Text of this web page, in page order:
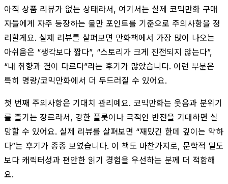
아직 상품 리뷰가 없는 상태라서, 여기서는 실제 코믹만화 구매
자들에게 자주 등장하는 불만 포인트를 기준으로 주의사항을 정
리할게요. 실제 리뷰를 살펴보면 만화책에서 가장 많이 나오는
아쉬움은 “생각보다 짧다”, “스토리가 크게 진전되지 않는다”,
“내 취향과 결이 다르다”라는 후기가 많았습니다. 이런 부분은
특히 명랑/코믹만화에서 더 두드러질 수 있어요.
첫 번째 주의사항은 기대치 관리예요. 코믹만화는 웃음과 분위기
를 즐기는 장르라서, 강한 플롯이나 극적인 반전을 기대하면 실
망할 수 있어요. 실제 리뷰를 살펴보면 “재밌긴 한데 깊이는 약하
다”는 후기가 종종 보였습니다. 이 책도 마찬가지로, 문학적 밀도
보다 캐릭터성과 편안한 읽기 경험을 우선하는 분께 더 적합해
요.